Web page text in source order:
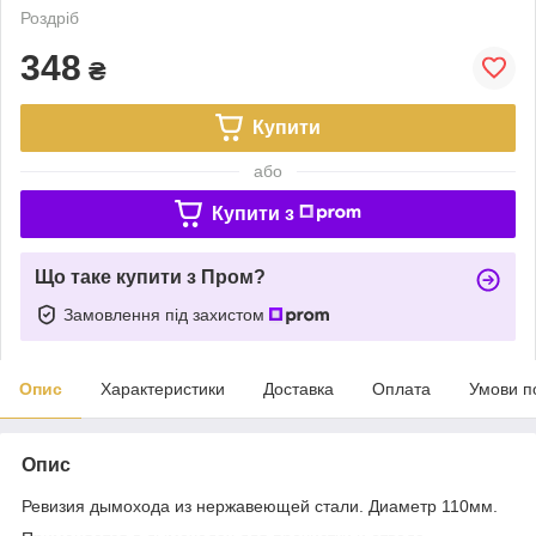
Роздріб
348 ₴
Купити
або
Купити з
Що таке купити з Пром?
Замовлення під захистом
Опис Характеристики Доставка Оплата Умови
Опис
Ревизия дымохода из нержавеющей стали. Диаметр 110мм.